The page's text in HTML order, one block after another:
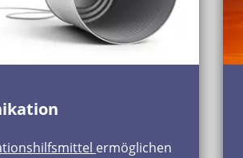
ermöglichen